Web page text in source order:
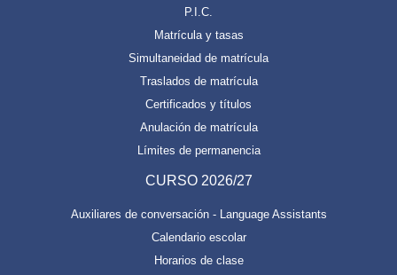
P.I.C.
Matrícula y tasas
Simultaneidad de matrícula
Traslados de matrícula
Certificados y títulos
Anulación de matrícula
Límites de permanencia
CURSO 2026/27
Auxiliares de conversación - Language Assistants
Calendario escolar
Horarios de clase